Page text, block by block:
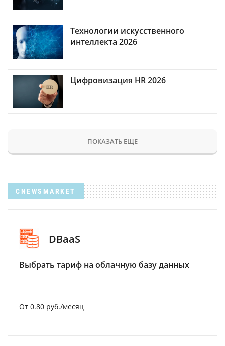
Технологии искусственного
интеллекта 2026
Цифровизация HR 2026
ПОКАЗАТЬ ЕЩЕ
CNEWSMARKET
DBaaS
Выбрать тариф на облачную базу данных
От 0.80 руб./месяц